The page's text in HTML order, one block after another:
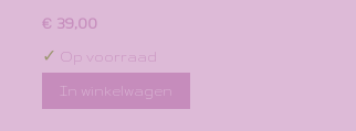
€ 39,00
✓ Op voorraad
In winkelwagen